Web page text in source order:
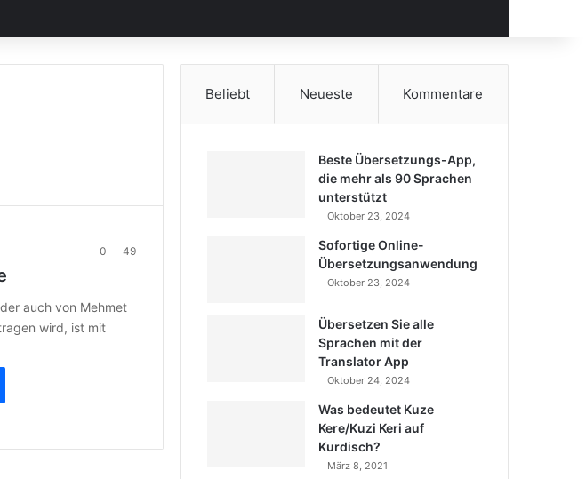
0 49
auch von Mehmet
wird, ist mit
Beliebt Neueste Kommentare
Beste Übersetzungs-App,
die mehr als 90 Sprachen
unterstützt
Oktober 23, 2024
Sofortige Online-
Übersetzungsanwendung
Oktober 23, 2024
Übersetzen Sie alle
Sprachen mit der
Translator App
Oktober 24, 2024
Was bedeutet Kuze
Kere/Kuzi Keri auf
Kurdisch?
März 8, 2021